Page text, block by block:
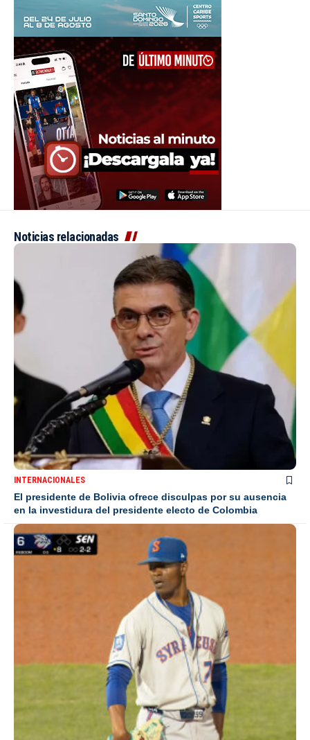
Noticias relacionadas
INTERNACIONALES
El presidente de Bolivia ofrece disculpas por su ausencia
en la investidura del presidente electo de Colombia